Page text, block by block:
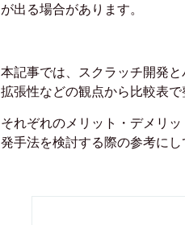
が出る場合があります。
本記事では、スクラッチ開発
拡張性などの観点から比較表で
それぞれのメリット・デメリ
発手法を検討する際の参考にし